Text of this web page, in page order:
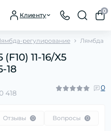
Клиенту
0
регулирование Лямбда
11-16/X5
18
418
0
Отзывы 0 Вопросы 0